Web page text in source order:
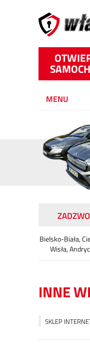
MENU
Bielsko-Biała,
Wisła,
INNE
SKLEP